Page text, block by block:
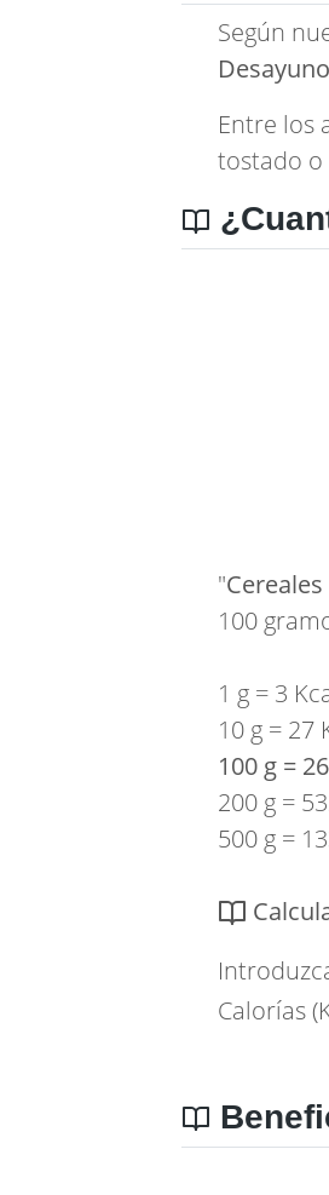
Según
Entre los
tostado o
"
100
1 g = 3
10 g = 27
100 g =
200 g =
500 g =
Calorías